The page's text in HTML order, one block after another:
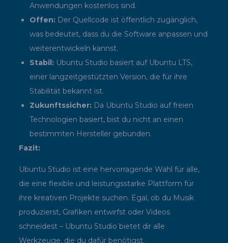
Anwendungen kostenlos sind.
Offen: Der Quellcode ist öffentlich zugänglich,
was bedeutet, dass du die Software anpassen und
weiterentwickeln kannst.
Stabil: Ubuntu Studio basiert auf Ubuntu LTS,
einer langzeitgestützten Version, die für ihre
Stabilität bekannt ist.
Zukunftssicher: Da Ubuntu Studio auf freien
Technologien basiert, bist du nicht an einen
bestimmten Hersteller gebunden.
Fazit:
Ubuntu Studio ist eine hervorragende Wahl für alle,
die eine flexible und leistungsstarke Plattform für
ihre kreativen Projekte suchen. Egal, ob du Musik
produzierst, Grafiken entwirfst oder Videos
schneidest – Ubuntu Studio bietet dir alle
Werkzeuge, die du dafür benötigst.